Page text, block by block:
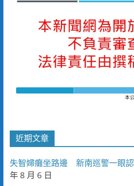
近期文章
失智婦癱坐路邊 新南巡警一眼
年 8 月 6 日